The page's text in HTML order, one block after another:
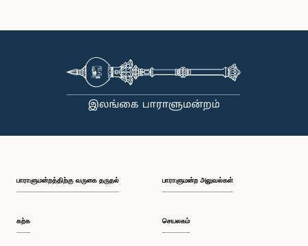
கௌரவ (திருமதி) சட்டத்தரணி பவித்ராதேவி வன்னிஆரச்சி, பா.உ.
உறுப்பினர்
பாராளுமன்றத்திற்கு வருகை தருதல்
கற்க
பாராளுமன்ற அலுவல்கள்
செயலகம்